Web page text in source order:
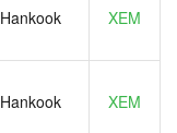
Hankook XEM
Hankook XEM